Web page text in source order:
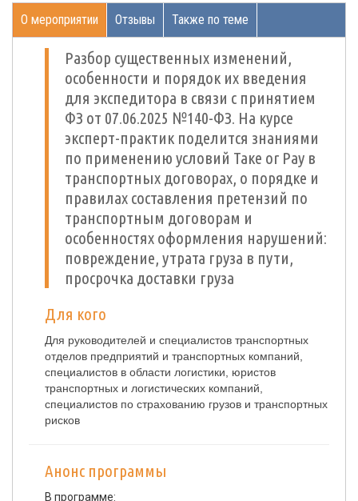
О мероприятии Отзывы Также по теме
Разбор существенных изменений,
особенности и порядок их введения
для экспедитора в связи с принятием
ФЗ от 07.06.2025 №140-ФЗ. На курсе
эксперт-практик поделится знаниями
по применению условий Таке or Pay в
транспортных договорах, о порядке и
правилах составления претензий по
транспортным договорам и
особенностях оформления нарушений:
повреждение, утрата груза в пути,
просрочка доставки груза
Для кого
Для руководителей и специалистов транспортных
отделов предприятий и транспортных компаний,
специалистов в области логистики, юристов
транспортных и логистических компаний,
специалистов по страхованию грузов и транспортных
рисков
Анонс программы
В программе: